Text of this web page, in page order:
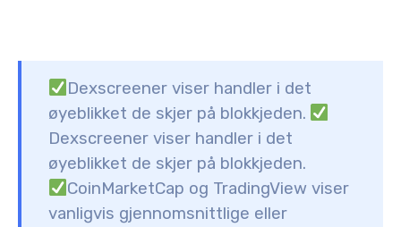
Dexscreener viser handler i det
øyeblikket de skjer på blokkjeden.
Dexscreener viser handler i det
øyeblikket de skjer på blokkjeden.
CoinMarketCap og TradingView viser
vanligvis gjennomsnittlige eller